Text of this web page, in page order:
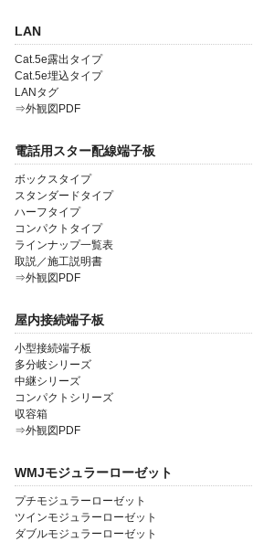
金型・射出成形
LAN
Cat.5e露出タイプ
Cat.5e埋込タイプ
LANタグ
⇒外観図PDF
電話用スター配線端子板
ボックスタイプ
スタンダードタイプ
ハーフタイプ
コンパクトタイプ
ラインナップ一覧表
取説／施工説明書
⇒外観図PDF
屋内接続端子板
小型接続端子板
多分岐シリーズ
中継シリーズ
コンパクトシリーズ
収容箱
⇒外観図PDF
WMJモジュラーローゼット
プチモジュラーローゼット
ツインモジュラーローゼット
ダブルモジュラーローゼット